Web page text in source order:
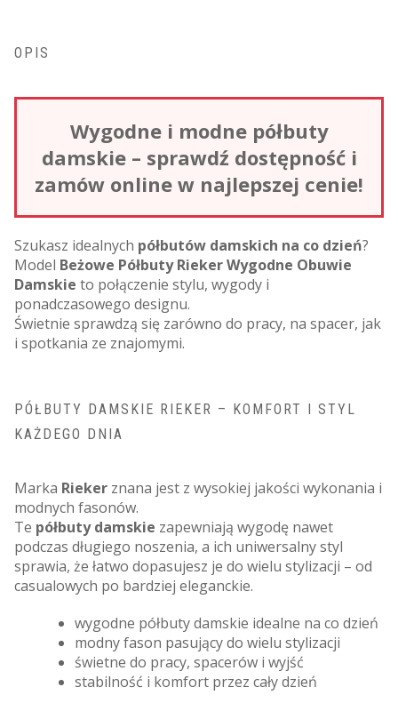
OPIS
Wygodne i modne półbuty
damskie – sprawdź dostępność i
zamów online w najlepszej cenie!
Szukasz idealnych półbutów damskich na co dzień?
Model Beżowe Półbuty Rieker Wygodne Obuwie
Damskie to połączenie stylu, wygody i
ponadczasowego designu.
Świetnie sprawdzą się zarówno do pracy, na spacer, jak
i spotkania ze znajomymi.
PÓŁBUTY DAMSKIE RIEKER – KOMFORT I STYL
KAŻDEGO DNIA
Marka Rieker znana jest z wysokiej jakości wykonania i
modnych fasonów.
Te półbuty damskie zapewniają wygodę nawet
podczas długiego noszenia, a ich uniwersalny styl
sprawia, że łatwo dopasujesz je do wielu stylizacji – od
casualowych po bardziej eleganckie.
wygodne półbuty damskie idealne na co dzień
modny fason pasujący do wielu stylizacji
świetne do pracy, spacerów i wyjść
stabilność i komfort przez cały dzień